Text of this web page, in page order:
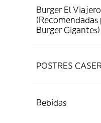
Burger El Viajero
(Recomendadas
Burger Gigantes)
POSTRES
Bebidas